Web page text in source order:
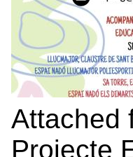
Attached
Projecte